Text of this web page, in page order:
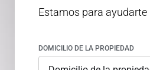
Estamos para ayudarte
DOMICILIO DE LA PROPIEDAD